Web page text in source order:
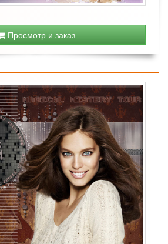
Просмотр и заказ